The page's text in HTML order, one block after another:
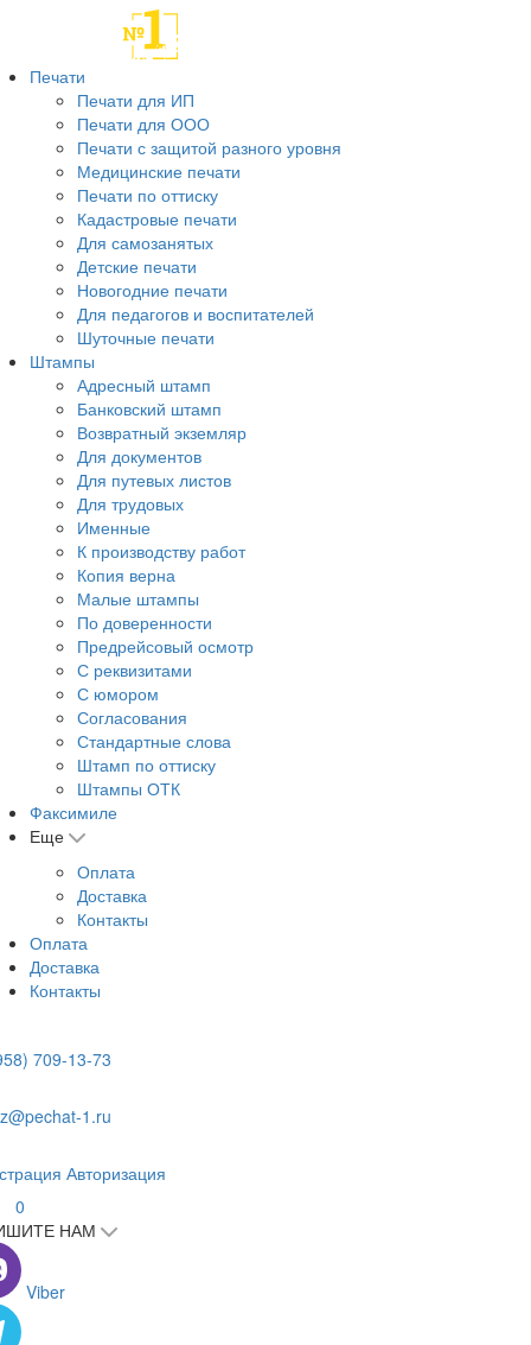
Печати
Печати для ИП
Печати для ООО
Печати с защитой разного уровня
Медицинские печати
Печати по оттиску
Кадастровые печати
Для самозанятых
Детские печати
Новогодние печати
Для педагогов и воспитателей
Шуточные печати
Штампы
Адресный штамп
Банковский штамп
Возвратный экземляр
Для документов
Для путевых листов
Для трудовых
Именные
К производству работ
Копия верна
Малые штампы
По доверенности
Предрейсовый осмотр
С реквизитами
С юмором
Согласования
Стандартные слова
Штамп по оттиску
Штампы ОТК
Факсимиле
Еще
Оплата
Доставка
Контакты
Оплата
Доставка
Контакты
709-13-73
1.ru
Авторизация
0
НАМ
Viber